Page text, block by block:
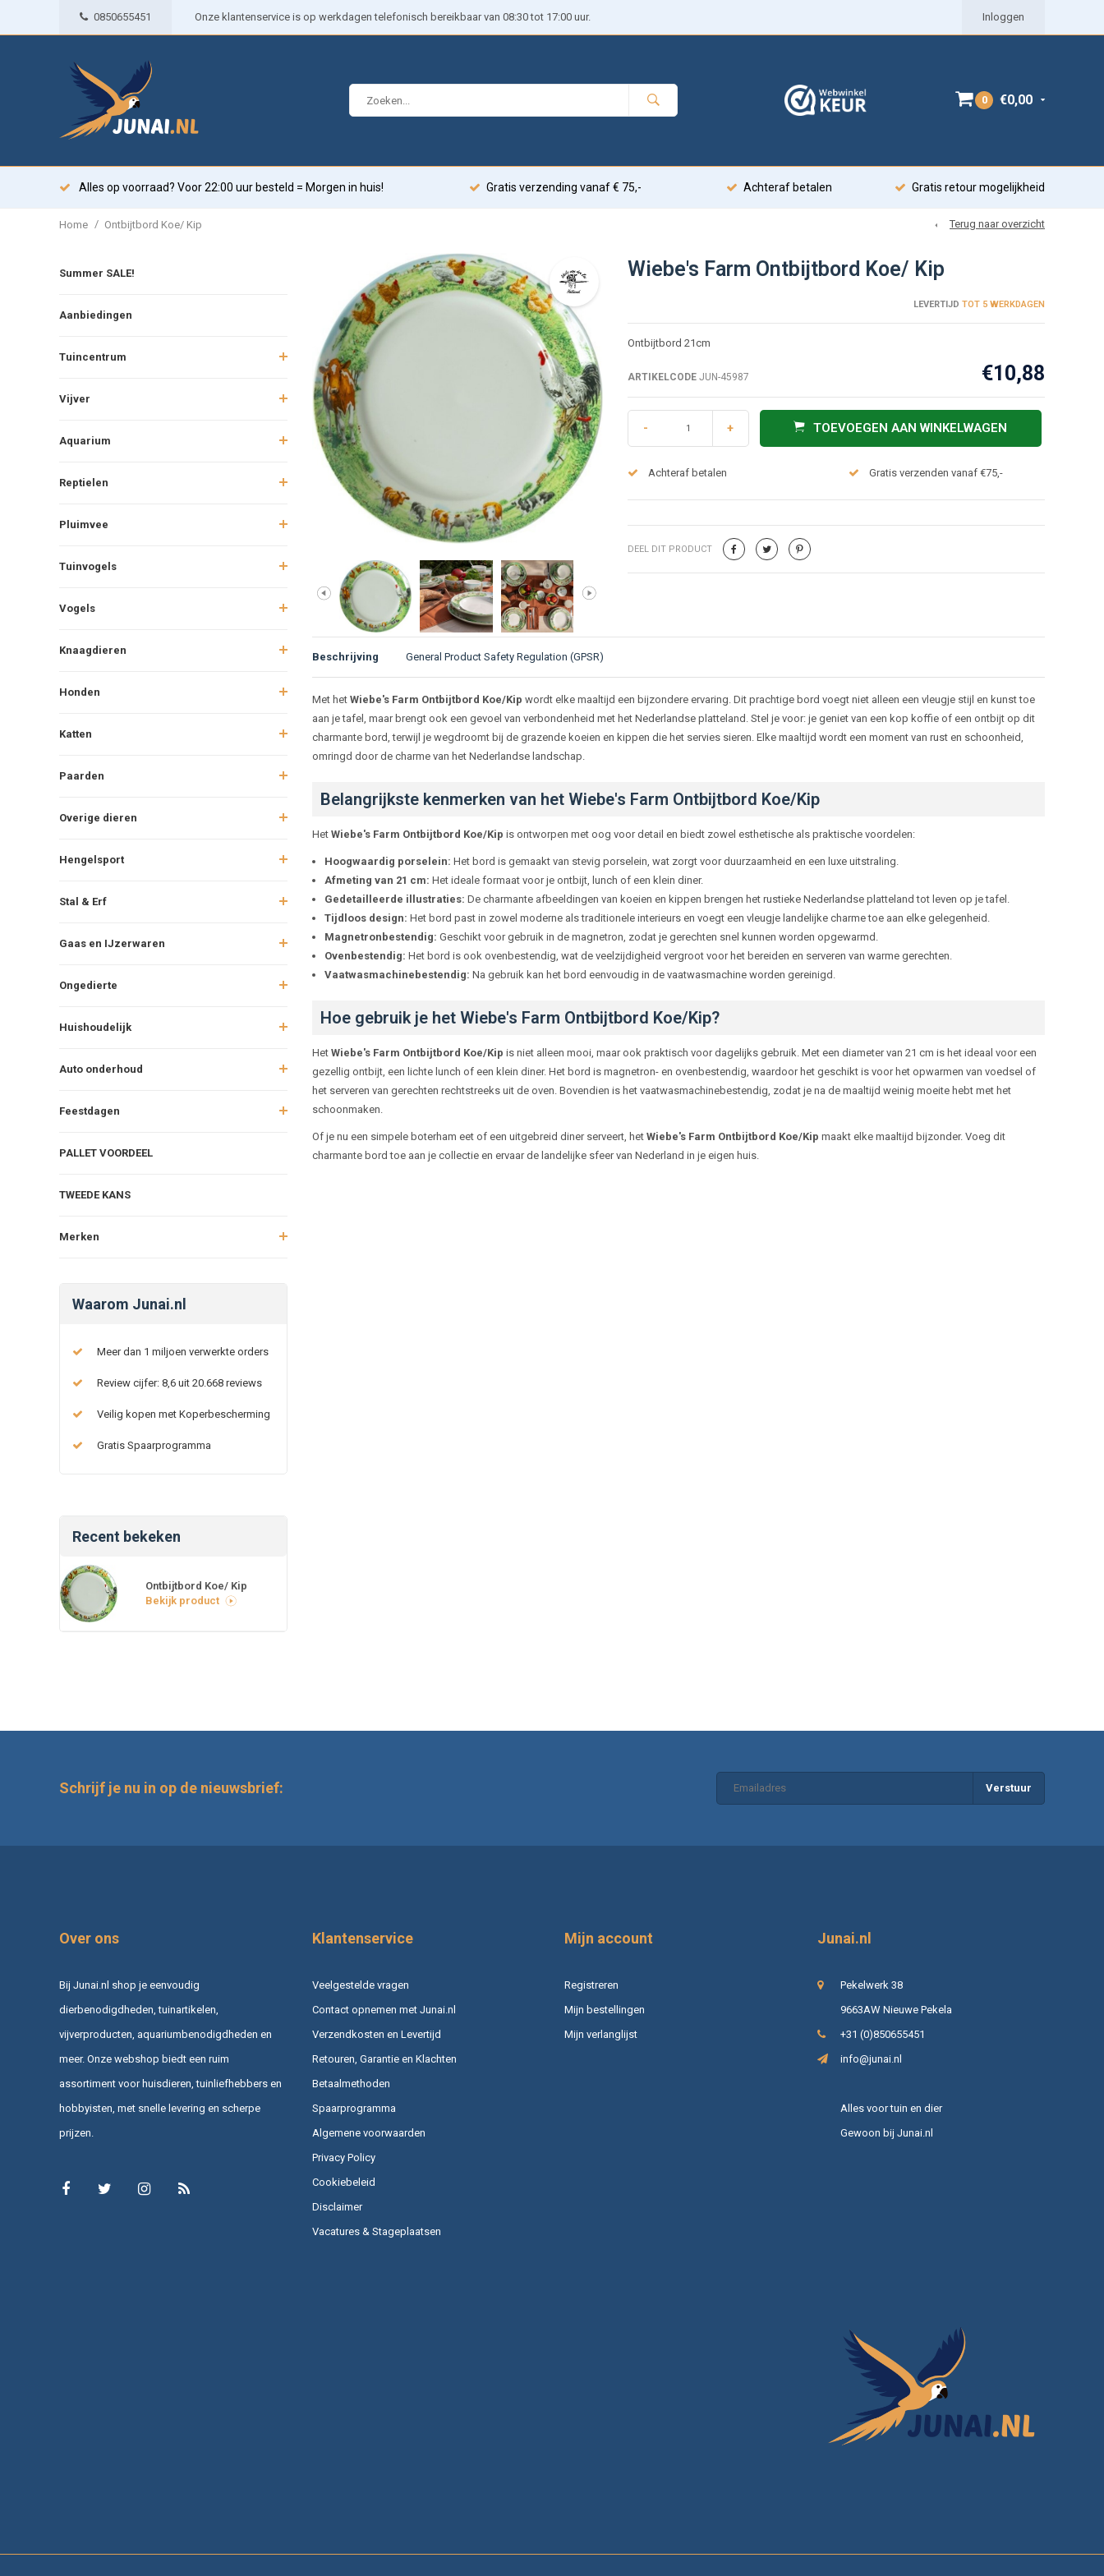
0850655451 Onze klantenservice is op werkdagen telefonisch bereikbaar van 08:30 tot 17:00 uur. Inloggen
0 €0,00
Alles op voorraad? Voor 22:00 uur besteld = Morgen in huis! Gratis verzending vanaf € 75,- Achteraf betalen Gratis retour mogelijkheid
Home / Ontbijtbord Koe/ Kip Terug naar overzicht
Summer SALE!
Aanbiedingen
Tuincentrum
Vijver
Aquarium
Reptielen
Pluimvee
Tuinvogels
Vogels
Knaagdieren
Honden
Katten
Paarden
Overige dieren
Hengelsport
Stal & Erf
Gaas en IJzerwaren
Ongedierte
Huishoudelijk
Auto onderhoud
Feestdagen
PALLET VOORDEEL
TWEEDE KANS
Merken
Waarom Junai.nl
Meer dan 1 miljoen verwerkte orders
Review cijfer: 8,6 uit 20.668 reviews
Veilig kopen met Koperbescherming
Gratis Spaarprogramma
Recent bekeken
Ontbijtbord Koe/ Kip
Bekijk product
Wiebe's Farm Ontbijtbord Koe/ Kip
LEVERTIJD TOT 5 WERKDAGEN
Ontbijtbord 21cm
ARTIKELCODEJUN-45987 €10,88
- + TOEVOEGEN AAN WINKELWAGEN
Achteraf betalen Gratis verzenden vanaf €75,-
DEEL DIT PRODUCT
Beschrijving General Product Safety Regulation (GPSR)
Beschrijving
Met het Wiebe's Farm Ontbijtbord Koe/Kip wordt elke maaltijd een bijzondere ervaring. Dit prachtige bord voegt niet alleen een vleugje stijl en kunst toe
aan je tafel, maar brengt ook een gevoel van verbondenheid met het Nederlandse platteland. Stel je voor: je geniet van een kop koffie of een ontbijt op dit
charmante bord, terwijl je wegdroomt bij de grazende koeien en kippen die het servies sieren. Elke maaltijd wordt een moment van rust en schoonheid,
omringd door de charme van het Nederlandse landschap.
Belangrijkste kenmerken van het Wiebe's Farm Ontbijtbord Koe/Kip
Het Wiebe's Farm Ontbijtbord Koe/Kip is ontworpen met oog voor detail en biedt zowel esthetische als praktische voordelen:
Hoogwaardig porselein: Het bord is gemaakt van stevig porselein, wat zorgt voor duurzaamheid en een luxe uitstraling.
Afmeting van 21 cm: Het ideale formaat voor je ontbijt, lunch of een klein diner.
Gedetailleerde illustraties: De charmante afbeeldingen van koeien en kippen brengen het rustieke Nederlandse platteland tot leven op je tafel.
Tijdloos design: Het bord past in zowel moderne als traditionele interieurs en voegt een vleugje landelijke charme toe aan elke gelegenheid.
Magnetronbestendig: Geschikt voor gebruik in de magnetron, zodat je gerechten snel kunnen worden opgewarmd.
Ovenbestendig: Het bord is ook ovenbestendig, wat de veelzijdigheid vergroot voor het bereiden en serveren van warme gerechten.
Vaatwasmachinebestendig: Na gebruik kan het bord eenvoudig in de vaatwasmachine worden gereinigd.
Hoe gebruik je het Wiebe's Farm Ontbijtbord Koe/Kip?
Het Wiebe's Farm Ontbijtbord Koe/Kip is niet alleen mooi, maar ook praktisch voor dagelijks gebruik. Met een diameter van 21 cm is het ideaal voor een
gezellig ontbijt, een lichte lunch of een klein diner. Het bord is magnetron- en ovenbestendig, waardoor het geschikt is voor het opwarmen van voedsel of
het serveren van gerechten rechtstreeks uit de oven. Bovendien is het vaatwasmachinebestendig, zodat je na de maaltijd weinig moeite hebt met het
schoonmaken.
Of je nu een simpele boterham eet of een uitgebreid diner serveert, het Wiebe's Farm Ontbijtbord Koe/Kip maakt elke maaltijd bijzonder. Voeg dit
charmante bord toe aan je collectie en ervaar de landelijke sfeer van Nederland in je eigen huis.
Schrijf je nu in op de nieuwsbrief: Verstuur
Over ons
Bij Junai.nl shop je eenvoudig
dierbenodigdheden, tuinartikelen,
vijverproducten, aquariumbenodigdheden en
meer. Onze webshop biedt een ruim
assortiment voor huisdieren, tuinliefhebbers en
hobbyisten, met snelle levering en scherpe
prijzen.
Klantenservice
Veelgestelde vragen
Contact opnemen met Junai.nl
Verzendkosten en Levertijd
Retouren, Garantie en Klachten
Betaalmethoden
Spaarprogramma
Algemene voorwaarden
Privacy Policy
Cookiebeleid
Disclaimer
Vacatures & Stageplaatsen
Mijn account
Registreren
Mijn bestellingen
Mijn verlanglijst
Junai.nl
Pekelwerk 38
9663AW Nieuwe Pekela
+31 (0)850655451
info@junai.nl
Alles voor tuin en dier
Gewoon bij Junai.nl